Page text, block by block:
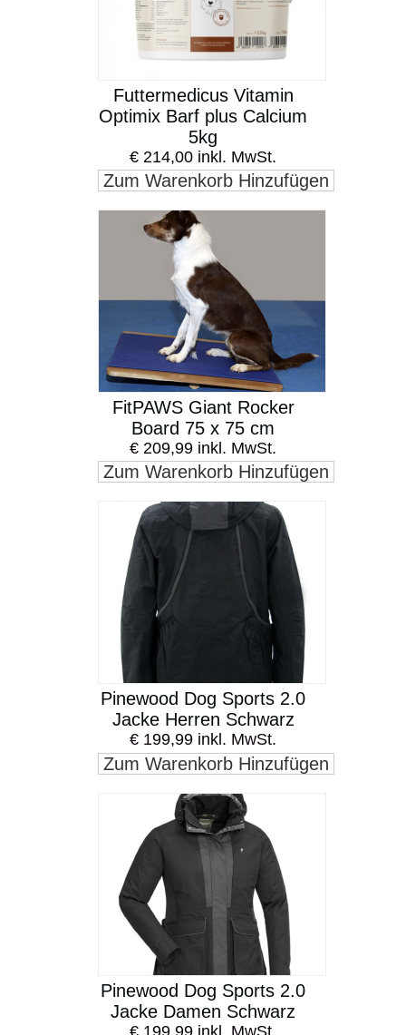
Futtermedicus Vitamin
Optimix Barf plus Calcium
5kg
€ 214,00 inkl. MwSt.
Zum Warenkorb Hinzufügen
FitPAWS Giant Rocker
Board 75 x 75 cm
€ 209,99 inkl. MwSt.
Zum Warenkorb Hinzufügen
Pinewood Dog Sports 2.0
Jacke Herren Schwarz
€ 199,99 inkl. MwSt.
Zum Warenkorb Hinzufügen
Pinewood Dog Sports 2.0
Jacke Damen Schwarz
€ 199,99 inkl. MwSt.